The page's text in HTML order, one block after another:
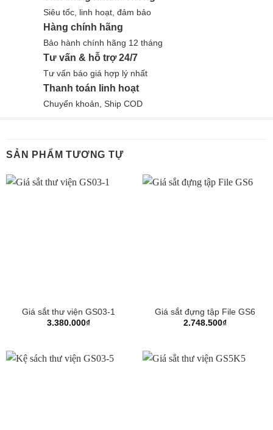
Siêu tốc, linh hoạt, đảm bảo
Hàng chính hãng
Bảo hành chính hãng 12 tháng
Tư vấn & hỗ trợ 24/7
Tư vấn báo giá hợp lý nhất
Thanh toán linh hoạt
Chuyển khoản, Ship COD
SẢN PHẨM TƯƠNG TỰ
Giá sắt thư viện GS03-1
3.380.000₫
Giá sắt đựng tập File GS6
2.748.500₫